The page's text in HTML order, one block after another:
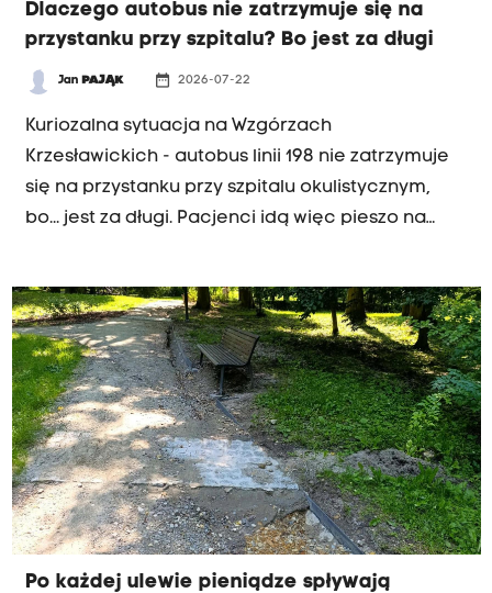
Dlaczego autobus nie zatrzymuje się na
przystanku przy szpitalu? Bo jest za długi
Jan PAJĄK date_range 2026-07-22
Kuriozalna sytuacja na Wzgórzach
Krzesławickich - autobus linii 198 nie zatrzymuje
się na przystanku przy szpitalu okulistycznym,
bo... jest za długi. Pacjenci idą więc pieszo na
Po każdej ulewie pieniądze spływają